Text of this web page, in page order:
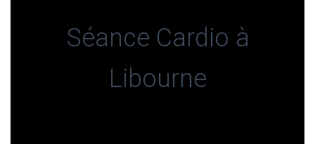
Séance Cardio à
Libourne